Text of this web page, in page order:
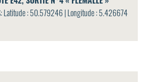
E42, SORTIE N°4 « FLÉMALLE »
Latitude : 50.579246 | Longitude : 5.426674